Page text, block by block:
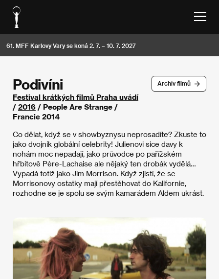
61. MFF Karlovy Vary se koná 2. 7. – 10. 7. 2027
Archív filmů
Podivíni
Festival krátkých filmů Praha uvádí
/ 2016 / People Are Strange /
Francie 2014
Co dělat, když se v showbyznysu neprosadíte? Zkuste to
jako dvojník globální celebrity! Julienovi sice davy k
nohám moc nepadají, jako průvodce po pařížském
hřbitově Père-Lachaise ale nějaký ten drobák vydělá…
Vypadá totiž jako Jim Morrison. Když zjistí, že se
Morrisonovy ostatky mají přestěhovat do Kalifornie,
rozhodne se je spolu se svým kamarádem Aldem ukrást.